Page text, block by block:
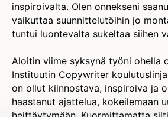
inspiroivalta. Olen onnekseni
vaikuttaa suunnittelutöihin jo
tuntui luontevalta sukeltaa siihen
Aloitin viime syksynä työni ohella
Instituutin Copywriter
on ollut kiinnostava, inspiroiva ja
haastanut ajattelua, kokeilemaan